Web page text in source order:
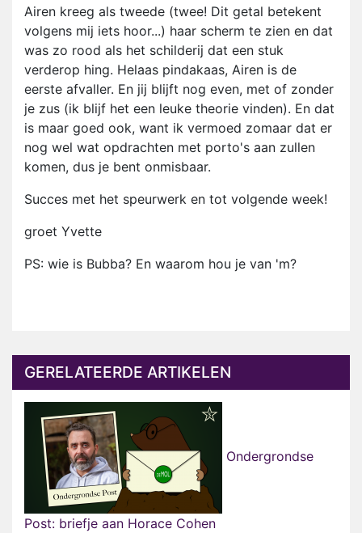
Airen kreeg als tweede (twee! Dit getal betekent
volgens mij iets hoor...) haar scherm te zien en dat
was zo rood als het schilderij dat een stuk
verderop hing. Helaas pindakaas, Airen is de
eerste afvaller. En jij blijft nog even, met of zonder
je zus (ik blijf het een leuke theorie vinden). En dat
is maar goed ook, want ik vermoed zomaar dat er
nog wel wat opdrachten met porto's aan zullen
komen, dus je bent onmisbaar.
Succes met het speurwerk en tot volgende week!
groet Yvette
PS: wie is Bubba? En waarom hou je van 'm?
GERELATEERDE ARTIKELEN
Ondergrondse
Post: briefje aan Horace Cohen